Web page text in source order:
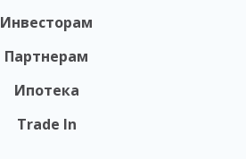
Инвесторам
Партнерам
Ипотека
Trade In